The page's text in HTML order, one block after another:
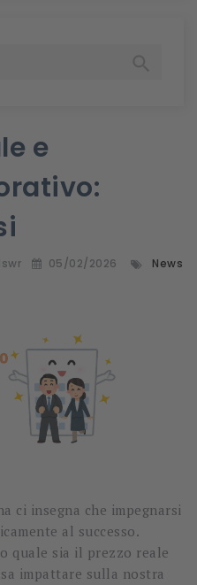
e
05/02/2026 News
ci insegna che impegnarsi
al successo.
quale sia il prezzo reale
impattare sulla nostra